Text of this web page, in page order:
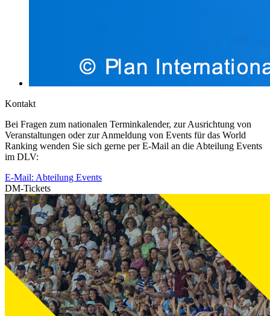
Kontakt
Bei Fragen zum nationalen Terminkalender, zur Ausrichtung von
Veranstaltungen oder zur Anmeldung von Events für das World
Ranking wenden Sie sich gerne per E-Mail an die Abteilung Events
im DLV:
E-Mail: Abteilung Events
DM-Tickets